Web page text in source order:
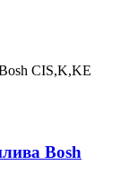
Bosh